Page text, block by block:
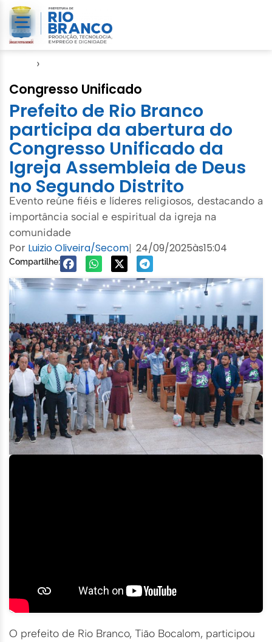
›
Congresso Unificado
Prefeito de Rio Branco
participa da abertura do
Congresso Unificado da
Igreja Assembleia de Deus
no Segundo Distrito
Evento reúne fiéis e líderes religiosos, destacando a
importância social e espiritual da igreja na
comunidade
Por Luizio Oliveira/Secom| 24/09/2025às15:04
Compartilhe:
O prefeito de Rio Branco, Tião Bocalom, participou